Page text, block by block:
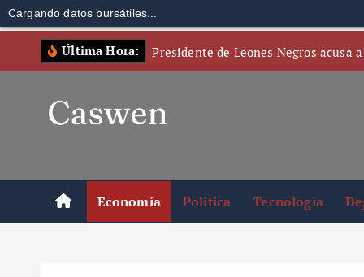
Cargando datos bursátiles...
Última Hora: Presidente de Leones Negros acusa
Economía Política Tecnología